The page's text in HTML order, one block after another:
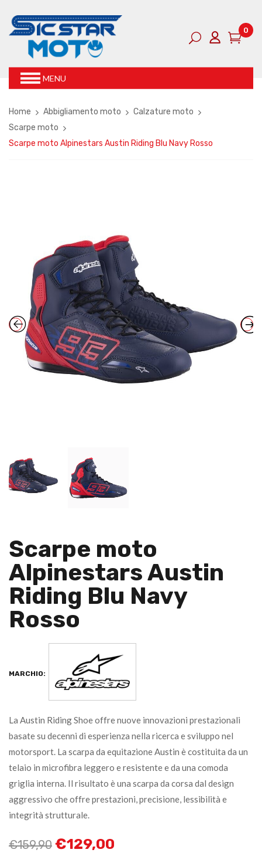
0
MENU
Home Abbigliamento moto
Calzature moto
Scarpe moto
Scarpe moto Alpinestars Austin Riding Blu Navy Rosso
Scarpe moto
Alpinestars Austin
Riding Blu Navy
Rosso
MARCHIO:
La Austin Riding Shoe offre nuove innovazioni prestazionali
basate su decenni di esperienza nella ricerca e sviluppo nel
motorsport. La scarpa da equitazione Austin è costituita da un
telaio in microfibra leggero e resistente e da una comoda
griglia interna. Il risultato è una scarpa da corsa dal design
aggressivo che offre prestazioni, precisione, lessibilità e
integrità strutturale.
€159,90 €129,00